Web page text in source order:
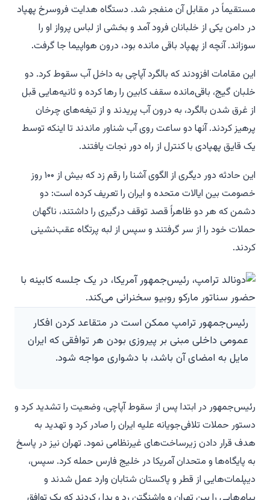
مستقیماً در مقابل آن منفجر شد. دستگاه هدایت فروسرخ پهپاد
در دامن یکی از خلبانان فرود آمد و بخشی از لباس پرواز او را
سوزاند. آنچه از پهپاد باقی مانده بود، درون هواپیما جا گرفت.
این مقامات افزودند که بالگرد آپاچی به داخل آب سقوط کرد. دو
خلبان گیج، باقی‌مانده سقف کابین را رها کرده و ثانیه‌هایی قبل
از غرق شدن بالگرد، به درون آب پریدند و از تیغه‌های چرخان
پرهیز کردند. آنها دو ساعت روی آب شناور ماندند تا اینکه توسط
یک قایق پهپادی با کنترل از راه دور نجات یافتند.
این حادثه دور دیگری از الگوی آشنا را رقم زد که بیش از ۱۰۰ روز
خصومت بین ایالات متحده و ایران را تعریف کرده است: دو
دشمن که هر دو ظاهراً قصد توقف درگیری را داشتند، ناگهان
حملات خود را از سر گرفتند و سپس از لبه پرتگاه عقب‌نشینی
کردند.
رئیس‌جمهور ترامپ ممکن است در متقاعد کردن افکار
عمومی داخلی مبنی بر پیروزی بودن هر توافقی که ایران
مایل به امضای آن باشد، با دشواری مواجه شود.
رئیس‌جمهور در ابتدا پس از سقوط آپاچی، وضعیت را تشدید کرد و
دستور حملات تلافی‌جویانه علیه ایران را صادر کرد و تهدید به
هدف قرار دادن زیرساخت‌های غیرنظامی نمود. تهران نیز در پاسخ
به پایگاه‌ها و متحدان آمریکا در خلیج فارس حمله کرد. سپس،
دیپلمات‌هایی از قطر و پاکستان شتابان وارد عمل شدند و